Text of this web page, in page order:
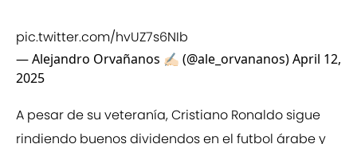
pic.twitter.com/hvUZ7s6NIb
— Alejandro Orvañanos ✍🏻 (@ale_orvananos)April 12,
2025
A pesar de su veteranía, Cristiano Ronaldo sigue
rindiendo buenos dividendos en el futbol árabe y